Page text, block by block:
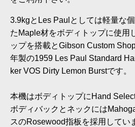
3.9kgとLes Paulとしては軽量な
たMaple材をボディトップに使用
ップを搭載とGibson Custom
年製の1959 Les Paul Standard
ker VOS Dirty Lemon Burstです。
本機はボディトップにHand
ボディバックとネックには
スのRosewood指板を採用してい